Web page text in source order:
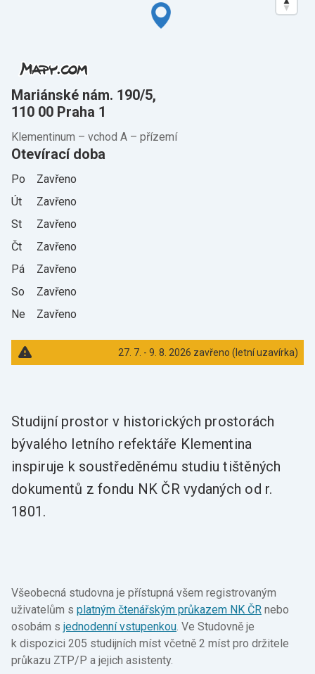
Mariánské nám. 190/5,
110 00 Praha 1
Klementinum –⁠ vchod A –⁠ přízemí
Otevírací doba
Po
Zavřeno
Út
Zavřeno
St
Zavřeno
Čt
Zavřeno
Pá
Zavřeno
So
Zavřeno
Ne
Zavřeno
27. 7. - 9. 8. 2026 zavřeno (letní uzavírka)
Studijní prostor v historických prostorách
bývalého letního refektáře Klementina
inspiruje k soustředěnému studiu tištěných
dokumentů z fondu NK ČR vydaných od r.
1801.
Všeobecná studovna je přístupná všem registrovaným
uživatelům s platným čtenářským průkazem NK ČR nebo
osobám s jednodenní vstupenkou. Ve Studovně je
k dispozici 205 studijních míst včetně 2 míst pro držitele
průkazu ZTP/P a jejich asistenty.